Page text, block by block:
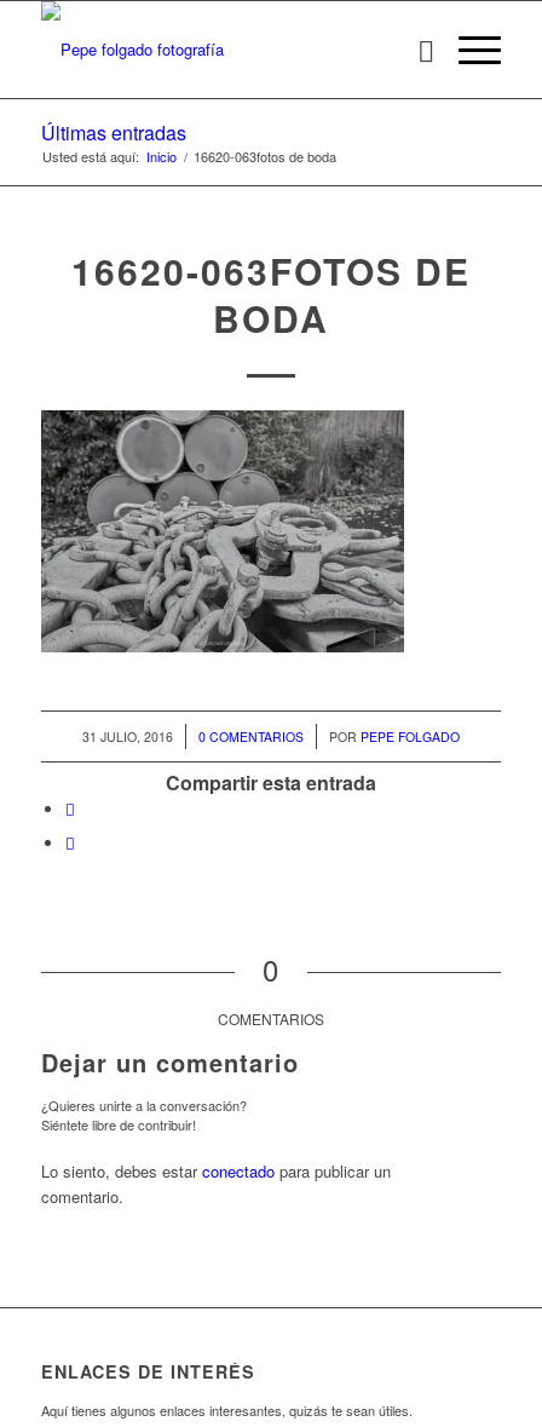
Últimas entradas
Usted está aquí: Inicio / 16620-063fotos de boda
16620-063FOTOS DE
BODA
31 JULIO, 2016
/ 0 COMENTARIOS
/ POR PEPE FOLGADO
Compartir esta entrada
0
COMENTARIOS
Dejar un comentario
¿Quieres unirte a la conversación?
Siéntete libre de contribuir!
Lo siento, debes estarconectadopara publicar un
comentario.
ENLACES DE INTERÉS
Aquí tienes algunos enlaces interesantes, quizás te sean útiles.